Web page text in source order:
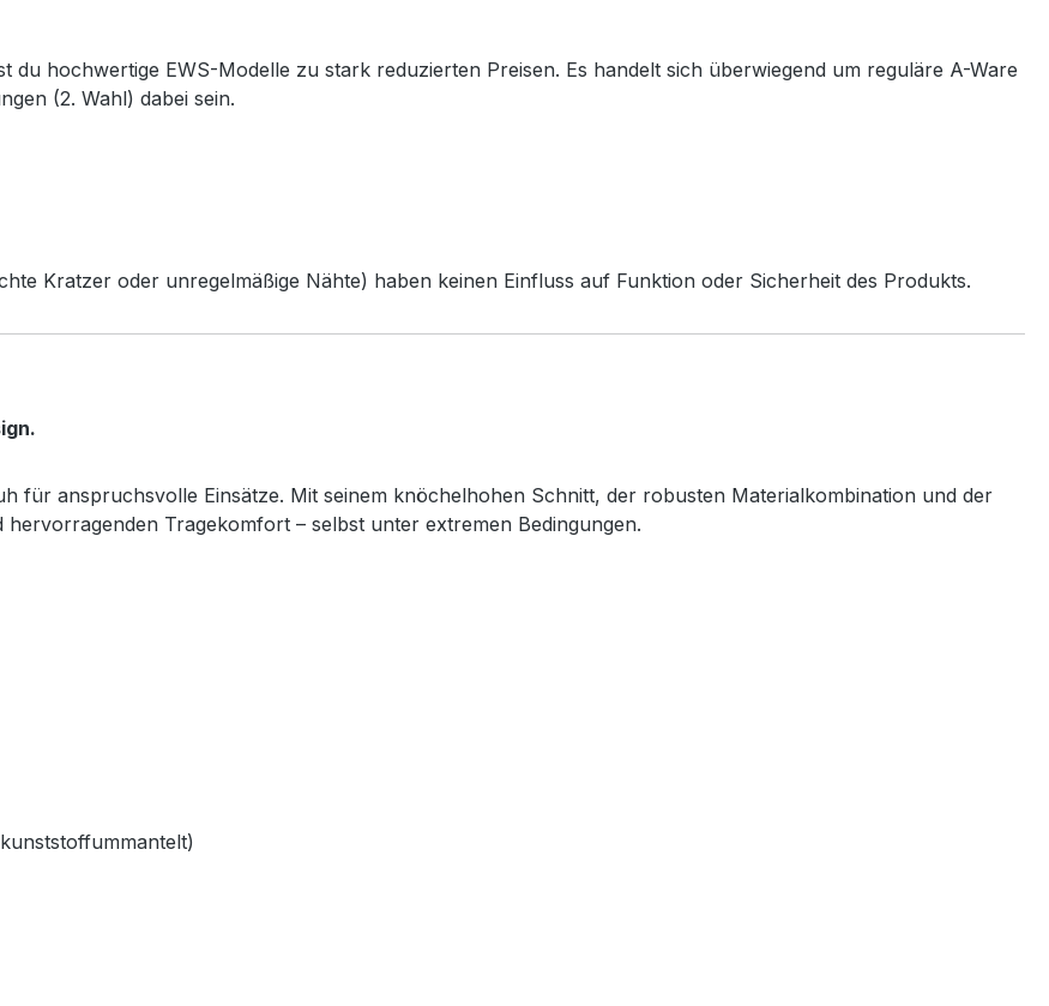
hochwertige EWS-Modelle zu stark reduzierten Preisen. Es handelt sich überwiegend um reguläre A-Ware
(2. Wahl) dabei sein.
Kratzer oder unregelmäßige Nähte) haben keinen Einfluss auf Funktion oder Sicherheit des Produkts.
für anspruchsvolle Einsätze. Mit seinem knöchelhohen Schnitt, der robusten Materialkombination und der
Tragekomfort – selbst unter extremen Bedingungen.